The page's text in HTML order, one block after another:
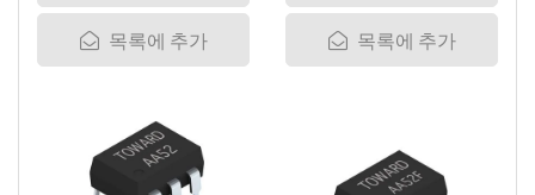
목록에 추가 목록에 추가